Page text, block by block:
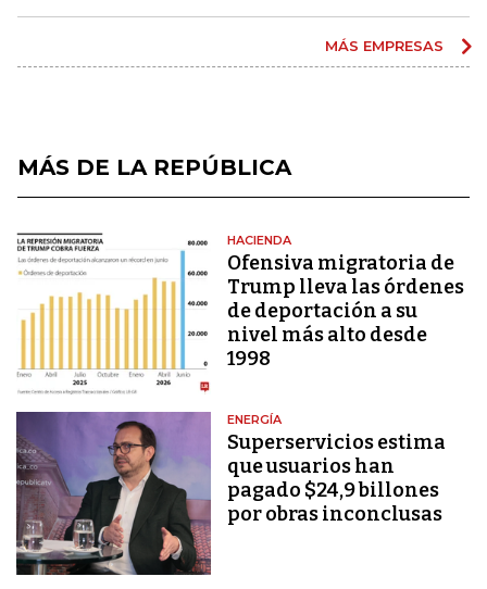
MÁS EMPRESAS
MÁS DE LA REPÚBLICA
HACIENDA
Ofensiva migratoria de
Trump lleva las órdenes
de deportación a su
nivel más alto desde
1998
ENERGÍA
Superservicios estima
que usuarios han
pagado $24,9 billones
por obras inconclusas